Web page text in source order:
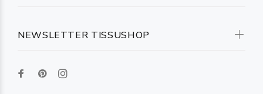
NEWSLETTER TISSUSHOP